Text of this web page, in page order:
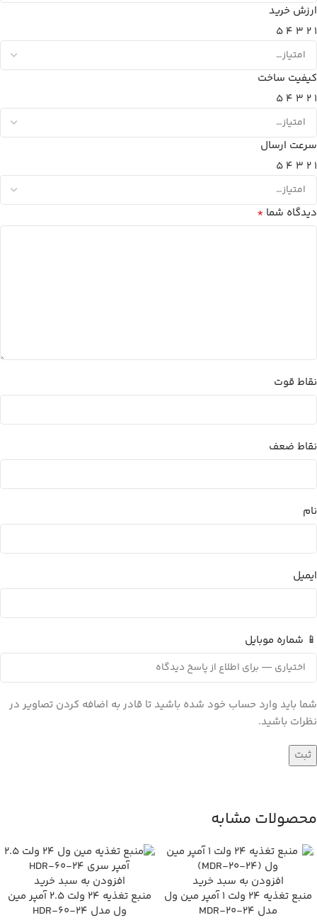
ارزش خرید
1
2
3
4
5
کیفیت ساخت
1
2
3
4
5
سرعت ارسال
1
2
3
4
5
دیدگاه شما *
نقاط قوت
نقاط ضعف
نام
ایمیل
📱 شماره موبایل
شما باید وارد حساب خود شده باشید تا قادر به اضافه کردن تصاویر در
نظرات باشید.
محصولات مشابه
افزودن به سبد خرید
منبع تغذیه 24 ولت 1 آمپر مین ول
مدل MDR-20-24
افزودن به سبد خرید
منبع تغذیه 24 ولت 2.5 آمپر مین
ول مدل HDR-60-24